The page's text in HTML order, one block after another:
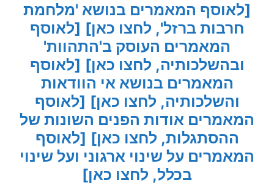
[לאוסף המאמרים בנושא 'מלחמת
חרבות ברזל', לחצו כאן] [לאוסף
המאמרים העוסק ב'התהוות'
ובהשלכותיה, לחצו כאן] [לאוסף
המאמרים בנושא אי הוודאות
והשלכותיה, לחצו כאן] [לאוסף
המאמרים אודות הפנים השונות של
ההסתגלות, לחצו כאן] [לאוסף
המאמרים על שינוי ארגוני ועל שינוי
בכלל, לחצו כאן]